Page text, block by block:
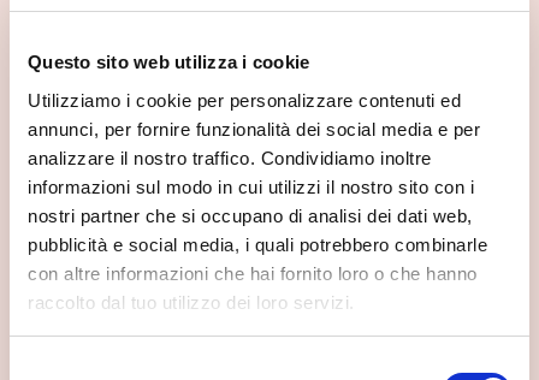
Questo sito web utilizza i cookie
Utilizziamo i cookie per personalizzare contenuti ed
annunci, per fornire funzionalità dei social media e per
analizzare il nostro traffico. Condividiamo inoltre
informazioni sul modo in cui utilizzi il nostro sito con i
nostri partner che si occupano di analisi dei dati web,
pubblicità e social media, i quali potrebbero combinarle
con altre informazioni che hai fornito loro o che hanno
raccolto dal tuo utilizzo dei loro servizi.